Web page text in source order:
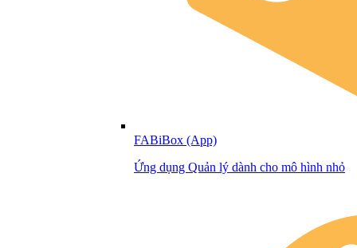
FABiBox (App)
Ứng dụng Quản lý dành cho mô hình nhỏ